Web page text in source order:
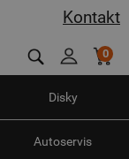
Kontakt
0
Disky
Autoservis